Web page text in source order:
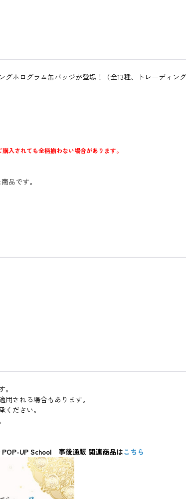
ホログラム缶バッジが登場！（全13種、トレーディング
入されても全柄揃わない場合があります。
品です。
される場合もあります。
ださい。
UP School 事後通販 関連商品はこちら